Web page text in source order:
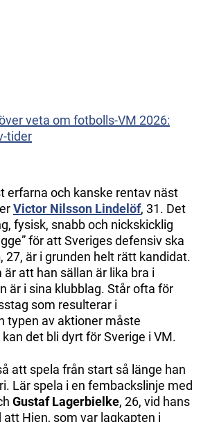
veta om fotbolls-VM 2026:
tider
erfarna och kanske rentav näst
Victor Nilsson Lindelöf, 31. Det
fysisk, snabb och nickskicklig
för att Sveriges defensiv ska
, 27, är i grunden helt rätt kandidat.
att han sällan är lika bra i
är i sina klubblag. Står ofta för
som resulterar i
typen av aktioner måste
det bli dyrt för Sverige i VM.
att spela från start så länge han
Lär spela i en fembackslinje med
Gustaf Lagerbielke, 26, vid hans
att Hien, som var lagkapten i